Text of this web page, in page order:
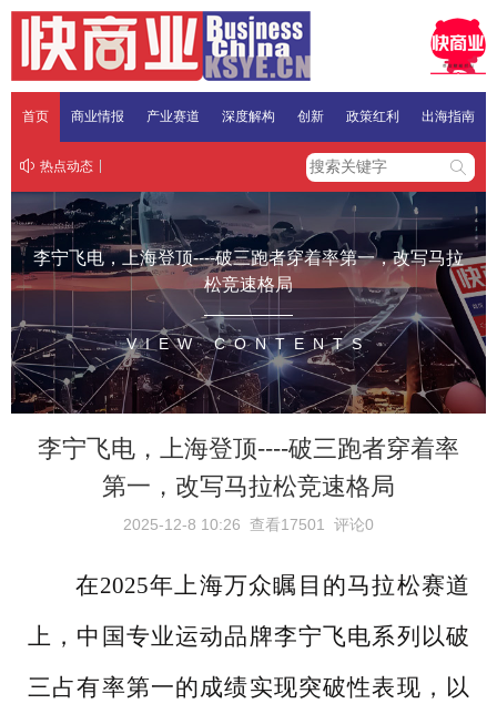
首页 商业情报 产业赛道 深度解构 创新 政策红利 出海指南
热点动态
李宁飞电，上海登顶----破三跑者穿着率第一，改写马拉
松竞速格局
VIEW CONTENTS
李宁飞电，上海登顶----破三跑者穿着率
第一，改写马拉松竞速格局
2025-12-8 10:26 查看17501 评论0
在2025年上海万众瞩目的马拉松赛道
上，中国专业运动品牌李宁飞电系列以破
三占有率第一的成绩实现突破性表现，以